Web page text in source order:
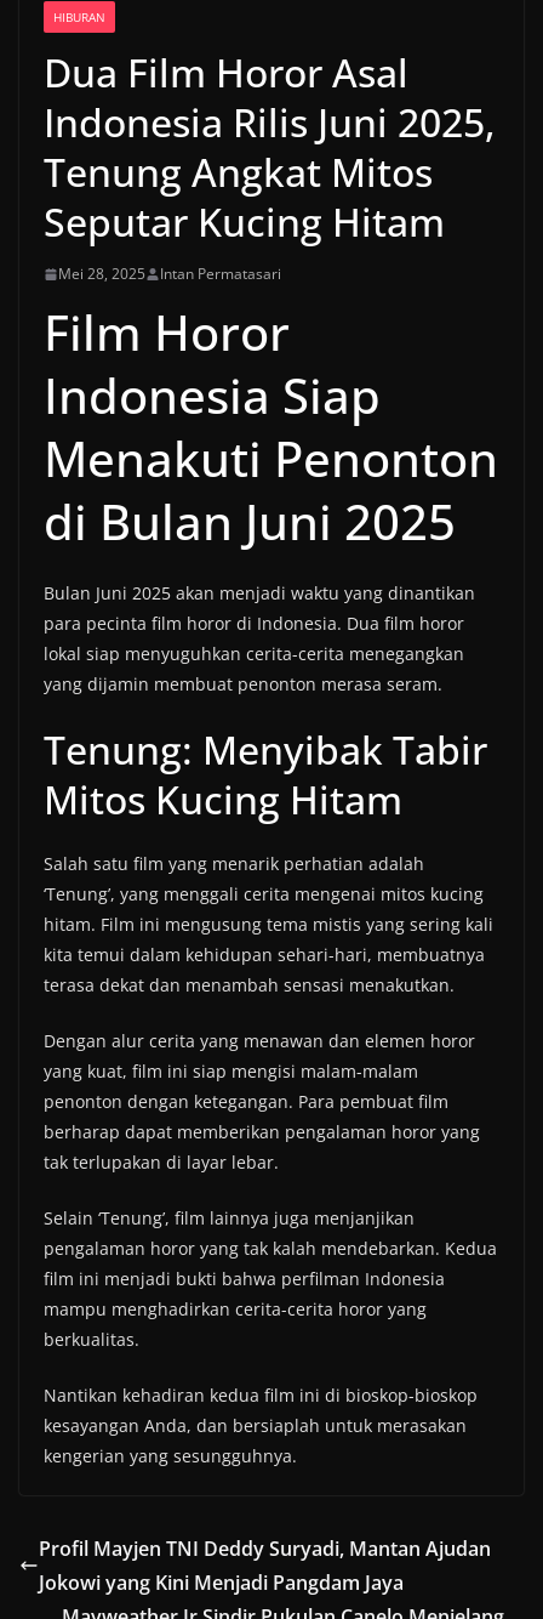
HIBURAN
Dua Film Horor Asal
Indonesia Rilis Juni 2025,
Tenung Angkat Mitos
Seputar Kucing Hitam
Mei 28, 2025 Intan Permatasari
Film Horor
Indonesia Siap
Menakuti Penonton
di Bulan Juni 2025
Bulan Juni 2025 akan menjadi waktu yang dinantikan
para pecinta film horor di Indonesia. Dua film horor
lokal siap menyuguhkan cerita-cerita menegangkan
yang dijamin membuat penonton merasa seram.
Tenung: Menyibak Tabir
Mitos Kucing Hitam
Salah satu film yang menarik perhatian adalah
‘Tenung’, yang menggali cerita mengenai mitos kucing
hitam. Film ini mengusung tema mistis yang sering kali
kita temui dalam kehidupan sehari-hari, membuatnya
terasa dekat dan menambah sensasi menakutkan.
Dengan alur cerita yang menawan dan elemen horor
yang kuat, film ini siap mengisi malam-malam
penonton dengan ketegangan. Para pembuat film
berharap dapat memberikan pengalaman horor yang
tak terlupakan di layar lebar.
Selain ‘Tenung’, film lainnya juga menjanjikan
pengalaman horor yang tak kalah mendebarkan. Kedua
film ini menjadi bukti bahwa perfilman Indonesia
mampu menghadirkan cerita-cerita horor yang
berkualitas.
Nantikan kehadiran kedua film ini di bioskop-bioskop
kesayangan Anda, dan bersiaplah untuk merasakan
kengerian yang sesungguhnya.
Profil Mayjen TNI Deddy Suryadi, Mantan Ajudan
Jokowi yang Kini Menjadi Pangdam Jaya